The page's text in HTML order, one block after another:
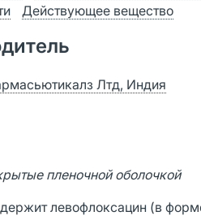
Действующее вещество
Лтд, Индия
пленочной оболочкой
левофлоксацин (в